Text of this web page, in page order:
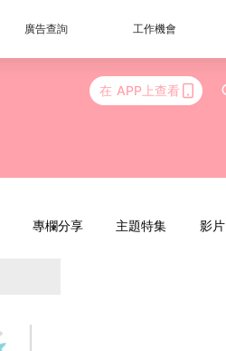
廣告查詢 工作機會
在 APP上查看
專欄分享 主題特集 影片